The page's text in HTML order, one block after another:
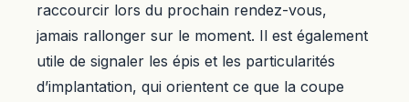
raccourcir lors du prochain rendez-vous,
jamais rallonger sur le moment. Il est également
utile de signaler les épis et les particularités
d’implantation, qui orientent ce que la coupe